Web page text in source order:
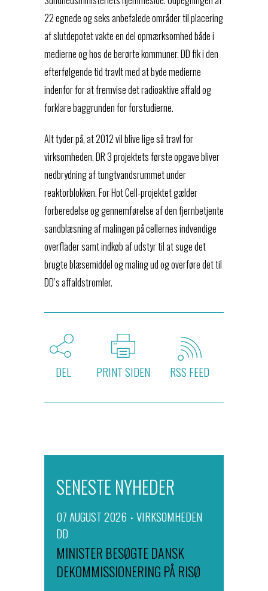
22 egnede og seks anbefalede områder til placering
af slutdepotet vakte en del opmærksomhed både i
medierne og hos de berørte kommuner. DD fik i den
efterfølgende tid travlt med at byde medierne
indenfor for at fremvise det radioaktive affald og
forklare baggrunden for forstudierne.
Alt tyder på, at 2012 vil blive lige så travl for
virksomheden. DR 3 projektets første opgave bliver
nedbrydning af tungtvandsrummet under
reaktorblokken. For Hot Cell-projektet gælder
forberedelse og gennemførelse af den fjernbetjente
sandblæsning af malingen på cellernes indvendige
overflader samt indkøb af udstyr til at suge det
brugte blæsemiddel og maling ud og overføre det til
DD’s affaldstromler.
DEL PRINT SIDEN RSS FEED
SENESTE NYHEDER
07 AUGUST 2026
VIRKSOMHEDEN
DD
MINISTER BESØGTE DANSK
DEKOMMISSIONERING PÅ RISØ